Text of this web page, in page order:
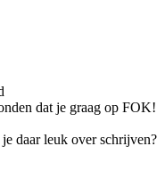
dat je graag op FOK!
daar leuk over schrijven?